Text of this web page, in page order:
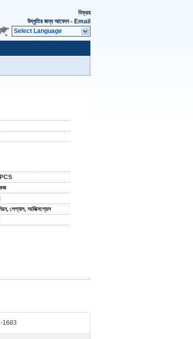
বিক্রয়
উদ্ধৃতির জন্য আবেদন - Email
Select Language
পেপ্যাল, আলিক্সপ্রেস
1683